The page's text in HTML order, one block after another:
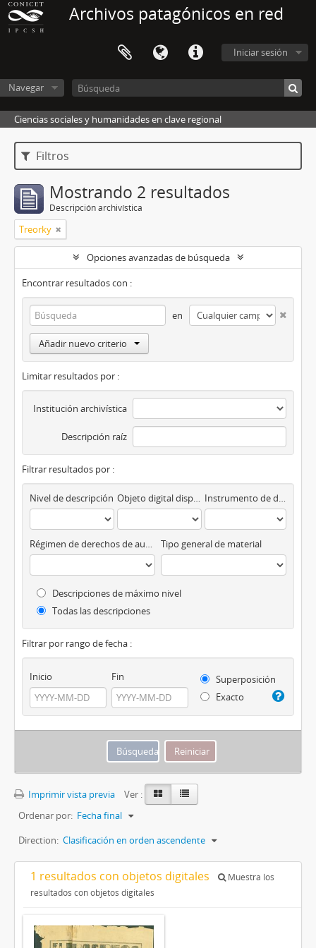
Archivos patagónicos en red
Iniciar sesión
Navegar
Ciencias sociales y humanidades en clave regional
Filtros
Mostrando 2 resultados
Descripción archivística
Treorky
Opciones avanzadas de búsqueda
Encontrar resultados con :
en
Añadir nuevo criterio
Limitar resultados por :
Institución archivística
Descripción raíz
Filtrar resultados por :
Nivel de descripción Objeto digital disponibles Instrumento de descripción
Régimen de derechos de autor Tipo general de material
Descripciones de máximo nivel
Todas las descripciones
Filtrar por rango de fecha :
Inicio Fin
Superposición
Exacto
Imprimir vista previa
Ver :
Ordenar por: Fecha final
Direction: Clasificación en orden ascendente
1 resultados con objetos digitales
Muestra los
resultados con objetos digitales